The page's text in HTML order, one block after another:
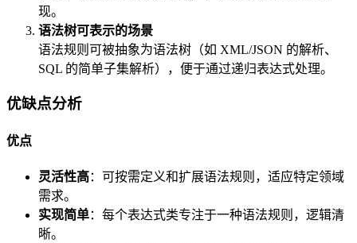
现。
语法树可表示的场景
语法规则可被抽象为语法树（如 XML/JSON 的解析、
SQL 的简单子集解析），便于通过递归表达式处理。
优缺点分析
优点
灵活性高：可按需定义和扩展语法规则，适应特定领域
需求。
实现简单：每个表达式类专注于一种语法规则，逻辑清
晰。